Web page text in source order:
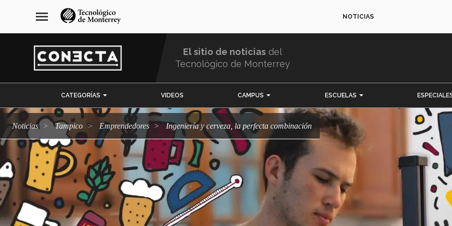
navegación
principal
menu NOTICIAS
El sitio de noticias del
Tecnológico de Monterrey
CATEGORÍAS VIDEOS CAMPUS ESCUELAS
Noticias Tampico emprendedores Ingeniería y cerveza, la perfecta combinación